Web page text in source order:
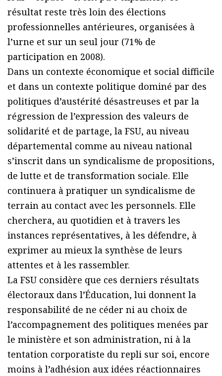
résultat reste très loin des élections
professionnelles antérieures, organisées à
l’urne et sur un seul jour (71% de
participation en 2008).
Dans un contexte économique et social difficile
et dans un contexte politique dominé par des
politiques d’austérité désastreuses et par la
régression de l’expression des valeurs de
solidarité et de partage, la FSU, au niveau
départemental comme au niveau national
s’inscrit dans un syndicalisme de propositions,
de lutte et de transformation sociale. Elle
continuera à pratiquer un syndicalisme de
terrain au contact avec les personnels. Elle
cherchera, au quotidien et à travers les
instances représentatives, à les défendre, à
exprimer au mieux la synthèse de leurs
attentes et à les rassembler.
La FSU considère que ces derniers résultats
électoraux dans l’Éducation, lui donnent la
responsabilité de ne céder ni au choix de
l’accompagnement des politiques menées par
le ministère et son administration, ni à la
tentation corporatiste du repli sur soi, encore
moins à l’adhésion aux idées réactionnaires